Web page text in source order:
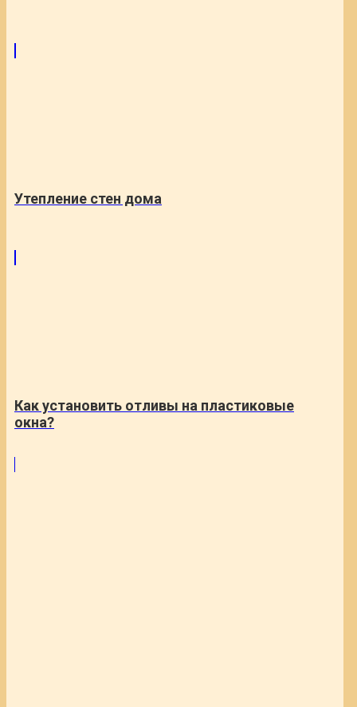
Утепление стен дома
Как установить отливы на пластиковые
окна?